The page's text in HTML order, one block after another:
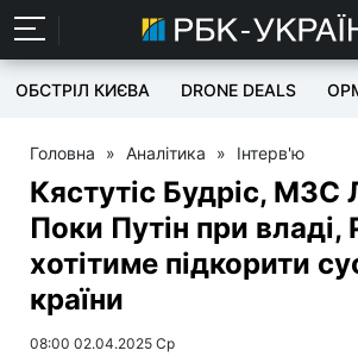
ОБСТРІЛ КИЄВА DRONE DEALS
Головна » Аналітика » Інтерв'ю
Кястутіс Будріс, МЗС
Поки Путін при владі,
хотітиме підкорити
країни
08:00 02.04.2025 Ср